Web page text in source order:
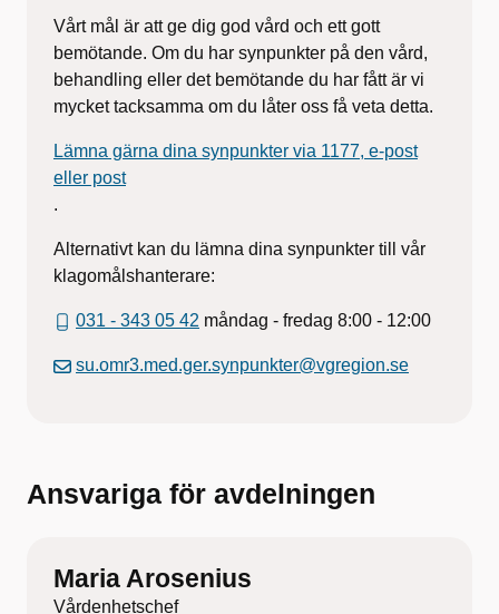
Vårt mål är att ge dig god vård och ett gott
bemötande. Om du har synpunkter på den vård,
behandling eller det bemötande du har fått är vi
mycket tacksamma om du låter oss få veta detta.
Lämna gärna dina synpunkter via 1177, e-post
eller post
.
Alternativt kan du lämna dina synpunkter till vår
klagomålshanterare:
031 - 343 05 42 måndag - fredag 8:00 - 12:00
su.omr3.med.ger.synpunkter@vgregion.se
Ansvariga för avdelningen
Maria Arosenius
Vårdenhetschef